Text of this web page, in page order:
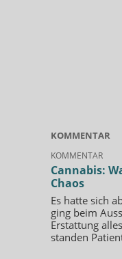
KOMMENTAR
KOMMENTAR
Cannabis:
Chaos
Es hatte sich
ging beim
Erstattung
standen